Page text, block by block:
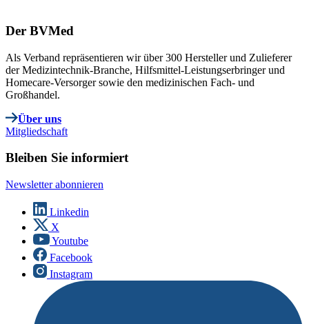
Der BVMed
Als Verband repräsentieren wir über 300 Hersteller und Zulieferer
der Medizintechnik-Branche, Hilfsmittel-Leistungserbringer und
Homecare-Versorger sowie den medizinischen Fach- und
Großhandel.
Über uns
Mitgliedschaft
Bleiben Sie informiert
Newsletter abonnieren
Linkedin
X
Youtube
Facebook
Instagram